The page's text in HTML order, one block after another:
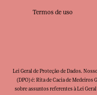
Termos de uso
Lei Geral de Proteção de Dados.
(DPO) é: Rita de Cacia de
sobre assuntos referentes à Lei